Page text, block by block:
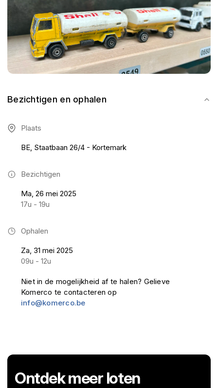
Bezichtigen en ophalen
Plaats
BE, Staatbaan 26/4 - Kortemark
Bezichtigen
Ma, 26 mei 2025
17u - 19u
Ophalen
Za, 31 mei 2025
09u - 12u
Niet in de mogelijkheid af te halen? Gelieve
Komerco te contacteren op
info@komerco.be
Ontdek meer loten